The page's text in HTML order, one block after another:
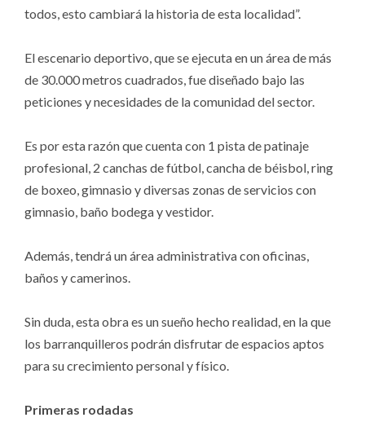
todos, esto cambiará la historia de esta localidad”.
El escenario deportivo, que se ejecuta en un área de más
de 30.000 metros cuadrados, fue diseñado bajo las
peticiones y necesidades de la comunidad del sector.
Es por esta razón que cuenta con 1 pista de patinaje
profesional, 2 canchas de fútbol, cancha de béisbol, ring
de boxeo, gimnasio y diversas zonas de servicios con
gimnasio, baño bodega y vestidor.
Además, tendrá un área administrativa con oficinas,
baños y camerinos.
Sin duda, esta obra es un sueño hecho realidad, en la que
los barranquilleros podrán disfrutar de espacios aptos
para su crecimiento personal y físico.
Primeras rodadas